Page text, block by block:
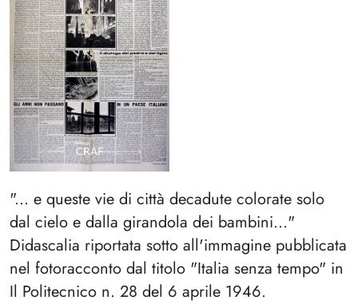
"... e queste vie di città decadute colorate solo
dal cielo e dalla girandola dei bambini..."
Didascalia riportata sotto all'immagine pubblicata
nel fotoracconto dal titolo "Italia senza tempo" in
Il Politecnico n. 28 del 6 aprile 1946.